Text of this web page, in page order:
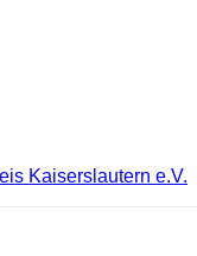
Kaiserslautern e.V.